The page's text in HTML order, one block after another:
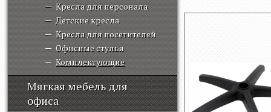
Кресла для персонала
Детские кресла
Кресла для посетителей
Офисные стулья
Комплектующие
Мягкая мебель для
офиса